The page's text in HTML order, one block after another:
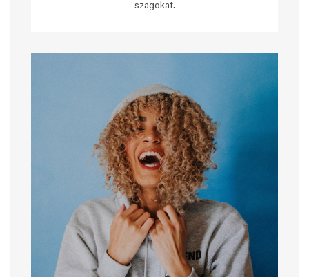
szagokat.